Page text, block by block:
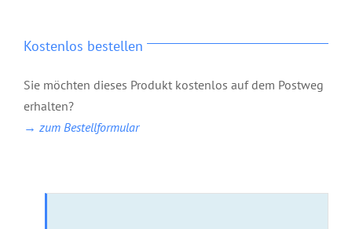
Kostenlos bestellen
Sie möchten dieses Produkt kostenlos auf dem Postweg
erhalten?
→ zum Bestellformular